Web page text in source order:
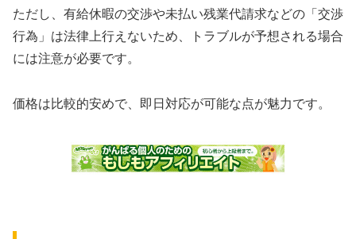
ただし、有給休暇の交渉や未払い残業代請求などの「交渉
行為」は法律上行えないため、トラブルが予想される場合
には注意が必要です。
価格は比較的安めで、即日対応が可能な点が魅力です。